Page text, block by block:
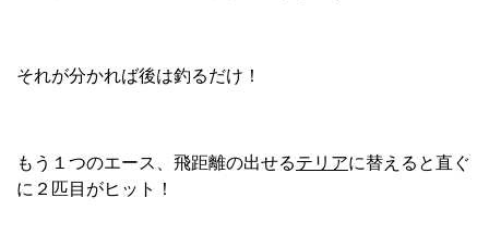
それが分かれば後は釣るだけ！
もう１つのエース、飛距離の出せるテリアに替えると直ぐ
に２匹目がヒット！